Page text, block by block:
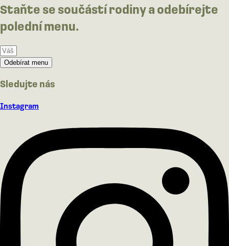
Staňte se součástí rodiny a odebírejte
polední menu.
Odebírat menu
Sledujte nás
Instagram